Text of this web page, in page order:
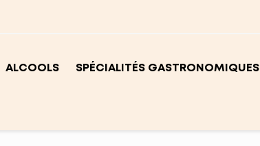
ALCOOLS SPÉCIALITÉS GASTRONOMIQUES